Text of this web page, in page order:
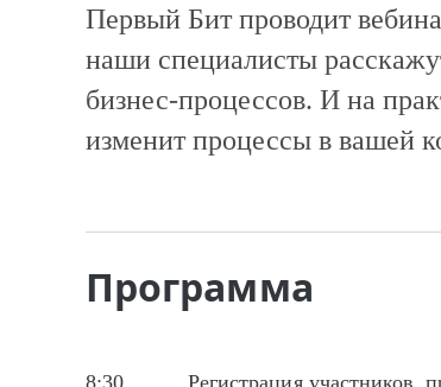
Первый Бит проводит
наши специалисты
бизнес-процессов. И на
изменит процессы в вашей
Программа